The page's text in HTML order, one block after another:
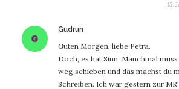
15.
Gudrun
Guten Morgen, liebe Petra.
Doch, es hat Sinn. Manchmal
weg schieben und das machst du
Schreiben. Ich war gestern zur